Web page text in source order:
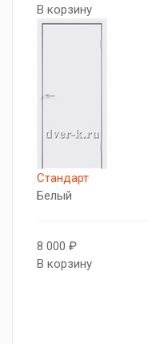
В корзину
Стандарт
Белый
8 000 ₽
В корзину